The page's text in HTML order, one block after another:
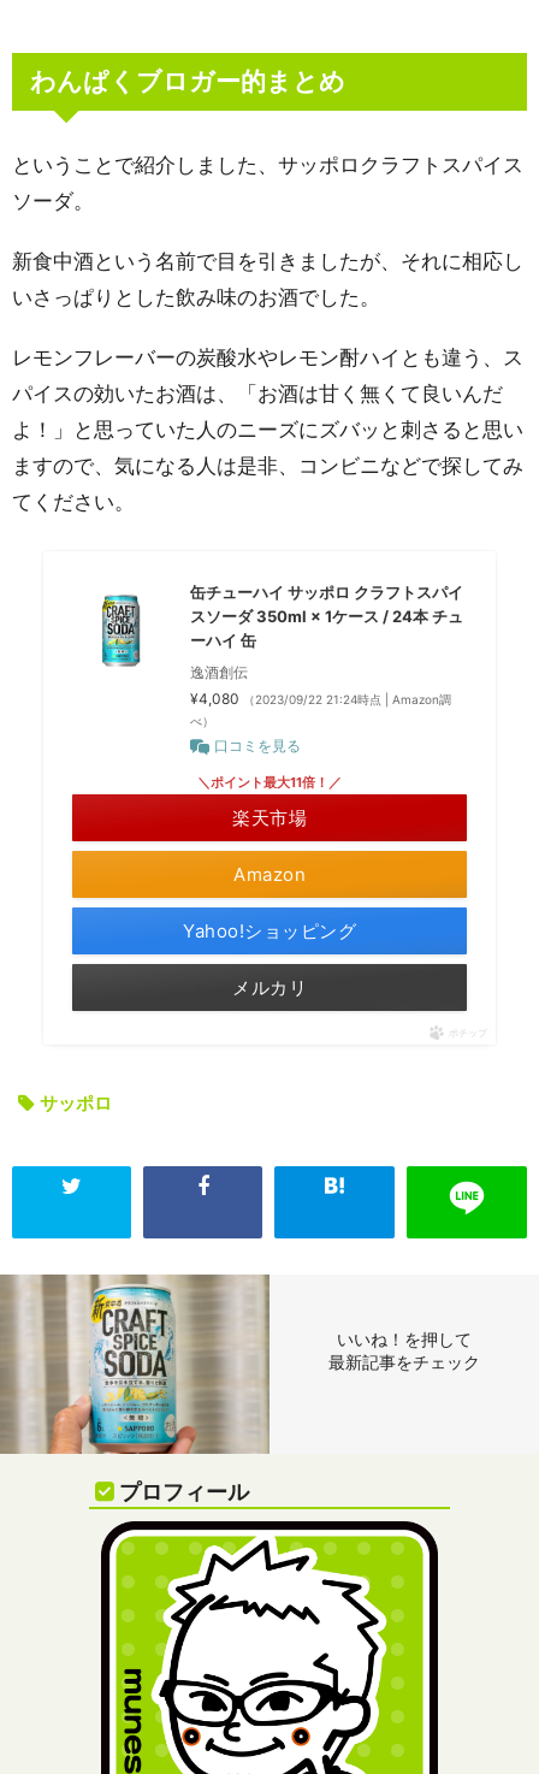
わんぱくブロガー的まとめ
ということで紹介しました、サッポロクラフトスパイス
ソーダ。
新食中酒という名前で目を引きましたが、それに相応し
いさっぱりとした飲み味のお酒でした。
レモンフレーバーの炭酸水やレモン酎ハイとも違う、ス
パイスの効いたお酒は、「お酒は甘く無くて良いんだ
よ！」と思っていた人のニーズにズバッと刺さると思い
ますので、気になる人は是非、コンビニなどで探してみ
てください。
缶チューハイ サッポロ クラフトスパイ
スソーダ 350ml × 1ケース / 24本 チュ
ーハイ 缶
逸酒創伝
¥4,080
（2023/09/22 21:24時点 | Amazon調
べ）
口コミを見る
Amazon
＼ポイント最大11倍！／
楽天市場
Yahoo!ショッピング
メルカリ
ポチップ
サッポロ
いいね！を押して
最新記事をチェック
プロフィール